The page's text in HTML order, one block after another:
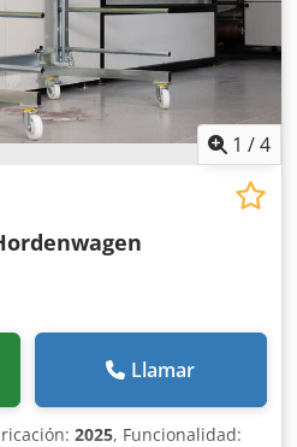
1 /4
Llamar
2025, Funcionalidad: